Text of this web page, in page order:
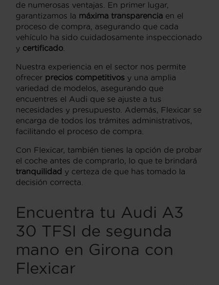
de numerosas ventajas. En primer lugar,
garantizamos la máxima transparencia en el
proceso de compra, asegurando que cada
vehículo ha sido cuidadosamente inspeccionado
y certificado
Nuestra experiencia en el sector nos permite
ofrecer precios competitivos y una amplia
variedad de modelos, asegurando que
encuentres el Audi que se ajuste a tus
necesidades y presupuesto. Además, Flexicar se
encarga de todos los trámites administrativos,
facilitando el proceso de compra.
Con Flexicar, también tienes la opción de probar
el coche antes de comprarlo, lo que te brindará
tranquilidad y certeza de que has tomado la
decisión correcta.
Encuentra tu Audi A3
30 TFSI de segunda
mano en Girona con
Flexicar